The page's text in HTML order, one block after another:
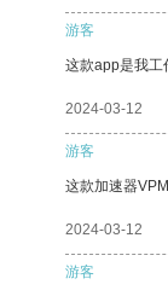
游客
这款app是我工
2024-03-12
游客
这款加速器
2024-03-12
游客